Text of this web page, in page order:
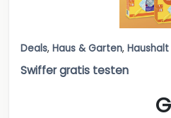
Deals, Haus & Garten, Haushalt
Swiffer gratis testen